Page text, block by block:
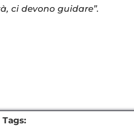
ci devono guidare”.
Tags: